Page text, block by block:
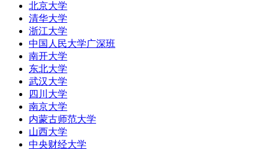
北京大学
清华大学
浙江大学
中国人民大学广深班
南开大学
东北大学
武汉大学
四川大学
南京大学
内蒙古师范大学
山西大学
中央财经大学